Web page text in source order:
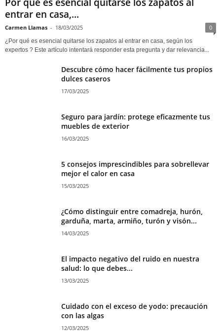
entrar en casa,...
Carmen Llamas - 18/03/2025 0
¿Por qué es esencial quitarse los zapatos al entrar en casa, según los
expertos ? Este artículo intentará responder esta pregunta y dar relevancia...
Descubre cómo hacer fácilmente tus propios
dulces caseros
17/03/2025
Seguro para jardín: protege eficazmente tus
muebles de exterior
16/03/2025
5 consejos imprescindibles para sobrellevar
mejor el calor en casa
15/03/2025
¿Cómo distinguir entre comadreja, hurón,
garduña, marta, armiño, turón y visón...
14/03/2025
El impacto negativo del ruido en nuestra
salud: lo que debes...
13/03/2025
Cuidado con el exceso de yodo: precaución
con las algas
12/03/2025